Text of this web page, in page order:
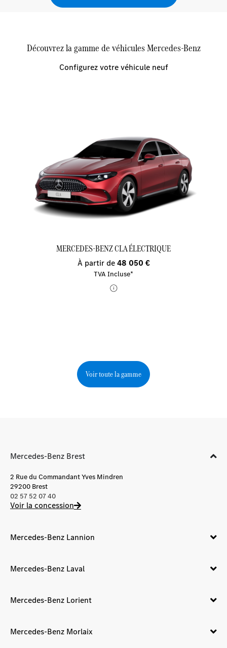
Découvrez la gamme de véhicules Mercedes-Benz
Configurez votre véhicule neuf
MERCEDES-BENZ CLA ÉLECTRIQUE
À partir de48 050 €
TVA Incluse*
Voir toute la gamme
Mercedes-Benz Brest
2 Rue du Commandant Yves Mindren
29200 Brest
02 57 52 07 40
Voir la concession
Mercedes-Benz Lannion
Mercedes-Benz Laval
Mercedes-Benz Lorient
Mercedes-Benz Morlaix